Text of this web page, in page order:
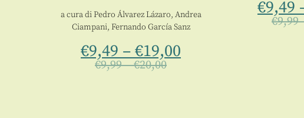
a cura diPedro Álvarez Lázaro, Andrea
Ciampani, Fernando García Sanz
€9,49 – €19,00
€9,99–€20,00
€9,49
€9,99